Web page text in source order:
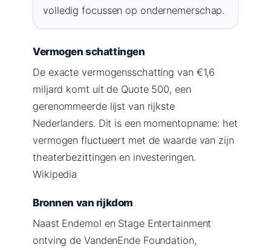
volledig focussen op ondernemerschap.
Vermogen schattingen
De exacte vermogensschatting van €1,6
miljard komt uit de Quote 500, een
gerenommeerde lijst van rijkste
Nederlanders. Dit is een momentopname: het
vermogen fluctueert met de waarde van zijn
theaterbezittingen en investeringen.
Wikipedia
Bronnen van rijkdom
Naast Endemol en Stage Entertainment
ontving de VandenEnde Foundation,